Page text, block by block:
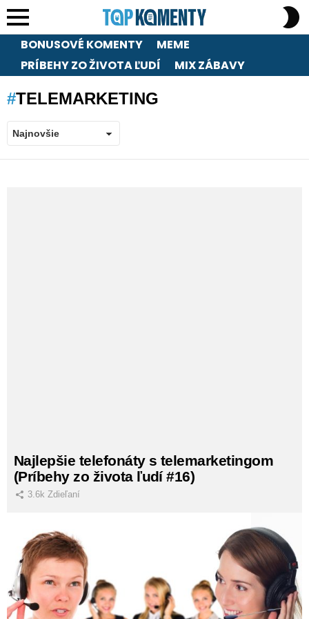
Menu
BONUSOVÉ KOMENTY
MEME
PRÍBEHY ZO ŽIVOTA ĽUDÍ
MIX ZÁBAVY
TELEMARKETING
Najlepšie telefonáty s telemarketingom
(Príbehy zo života ľudí #16)
3.6k Zdieľaní